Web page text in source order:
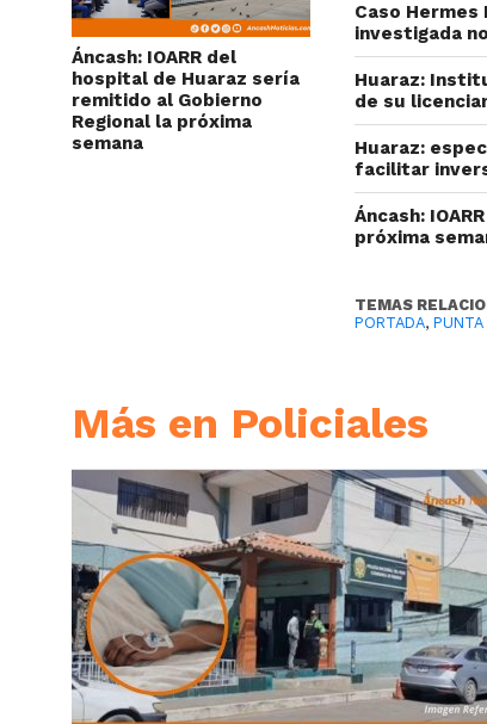
Áncash: IOARR del
hospital de Huaraz sería
remitido al Gobierno
Regional la próxima
semana
Caso
investigada
Huaraz:
de su
Huaraz:
facilitar
Áncash:
próxima
TEMAS
PORTADA,PUNTA
Más en Policiales